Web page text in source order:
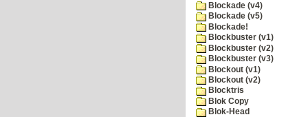
Blockade (v4)
Blockade (v5)
Blockade!
Blockbuster (v1)
Blockbuster (v2)
Blockbuster (v3)
Blockout (v1)
Blockout (v2)
Blocktris
Blok Copy
Blok-Head